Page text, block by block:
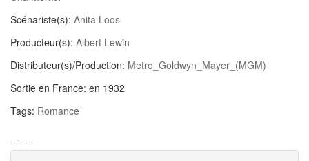
Scénariste(s): Anita Loos
Producteur(s): Albert Lewin
Distributeur(s)/Production: Metro_Goldwyn_Mayer_(MGM)
Sortie en France: en 1932
Tags: Romance
------